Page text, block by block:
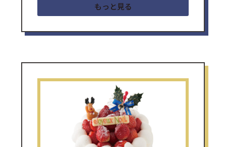
もっと見る